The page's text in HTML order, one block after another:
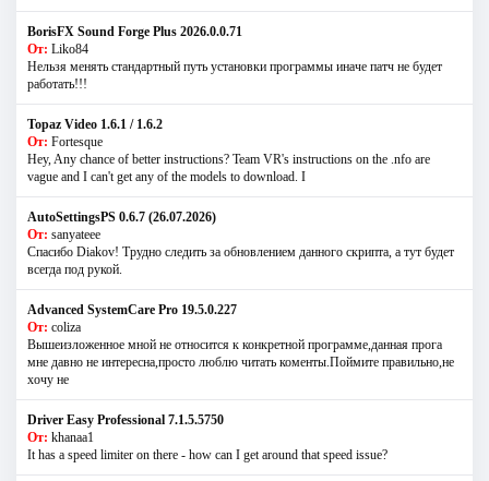
BorisFX Sound Forge Plus 2026.0.0.71
От: Liko84
Нельзя менять стандартный путь установки программы иначе патч не будет
работать!!!
Topaz Video 1.6.1 / 1.6.2
От: Fortesque
Hey, Any chance of better instructions? Team VR's instructions on the .nfo are
vague and I can't get any of the models to download. I
AutoSettingsPS 0.6.7 (26.07.2026)
От: sanyateee
Спасибо Diakov! Трудно следить за обновлением данного скрипта, а тут будет
всегда под рукой.
Advanced SystemCare Pro 19.5.0.227
От: coliza
Вышеизложенное мной не относится к конкретной программе,данная прога
мне давно не интересна,просто люблю читать коменты.Поймите правильно,не
хочу не
Driver Easy Professional 7.1.5.5750
От: khanaa1
It has a speed limiter on there - how can I get around that speed issue?